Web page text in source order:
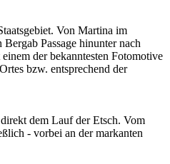
Von Martina im
Passage hinunter nach
der bekanntesten Fotomotive
bzw. entsprechend der
dem Lauf der Etsch. Vom
- vorbei an der markanten